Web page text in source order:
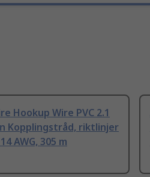
Hookup Wire PVC 2.1
Kopplingstråd, riktlinjer
AWG, 305 m